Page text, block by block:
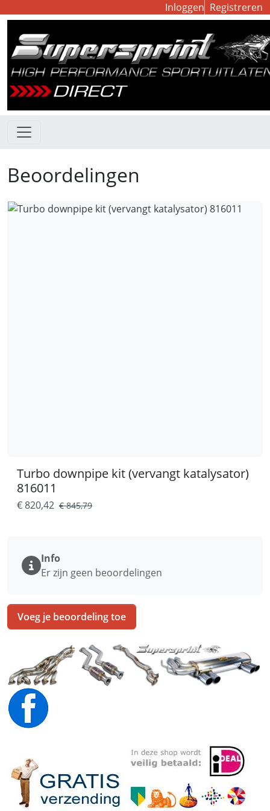
Inloggen Registreren
Beoordelingen
Turbo downpipe kit (vervangt katalysator)
816011
€ 820,42 € 845,79
Info
Er zijn geen beoordelingen
Voeg je beoordeling toe